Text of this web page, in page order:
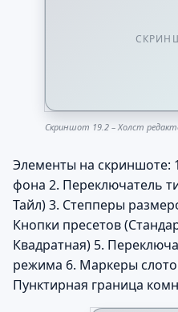
Скриншот 19.2 – Холст
Элементы на скриншоте:
фона 2. Переключатель
Тайл) 3. Степперы
Кнопки пресетов
Квадратная) 5.
режима 6. Маркеры
Пунктирная граница